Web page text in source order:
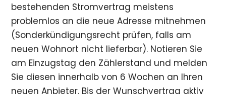
bestehenden Stromvertrag meistens
problemlos an die neue Adresse mitnehmen
(Sonderkündigungsrecht prüfen, falls am
neuen Wohnort nicht lieferbar). Notieren Sie
am Einzugstag den Zählerstand und melden
Sie diesen innerhalb von 6 Wochen an Ihren
neuen Anbieter. Bis der Wunschvertrag aktiv